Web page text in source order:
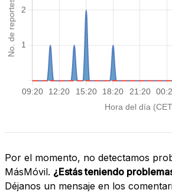
Por el momento, no detectamos
MásMóvil. ¿Estás teniendo
Déjanos un mensaje en los